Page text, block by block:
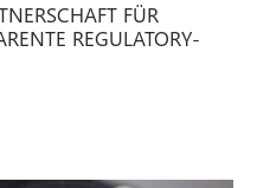
FÜR
REGULATORY-